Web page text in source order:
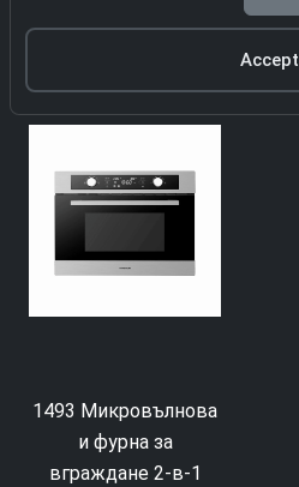
1493 Микровълнова
и фурна за
вграждане 2-в-1
Accept